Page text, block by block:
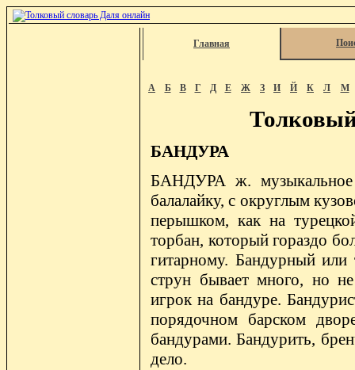
Главная
А Б В Г Д Е Ж З И Й К Л М
БАНДУРА
БАНДУРА ж.
балалайку, с округлым
перышком, как на
торбан, который гораздо
гитарному. Бандурный
струн бывает много, но
игрок на бандуре.
порядочном барском
бандурами. Бандурить,
дело.